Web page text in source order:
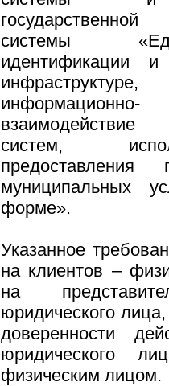
системы
идентификации
информационно-
систем,
предоставления
муниципальных
форме».
Указанное
на клиентов –
на
юридического
доверенности
юридического
физическим лицом.